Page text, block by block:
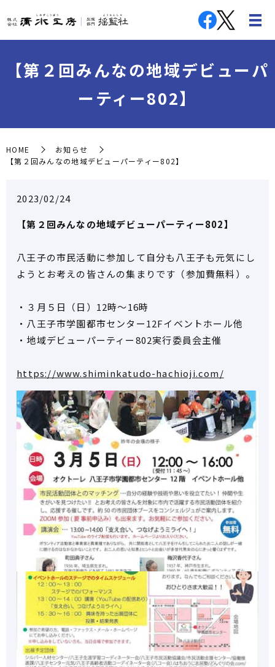
【第２回みんなの地域デビューパ
ーティー802】
HOME
お知らせ
【第２回みんなの地域デビューパーティー802】
2023/02/24
【第２回みんなの地域デビューパーティー802】
八王子の市民活動に参加して自分も八王子も元気にし
ようとお考えの皆さんの集まりです（参加費無料）。
・３月５日（日）12時～16時
・八王子市学園都市センター12Fイベントホール他
・地域デビューパーティー802実行委員会主催
https://www.shiminkatudo-hachioji.com/